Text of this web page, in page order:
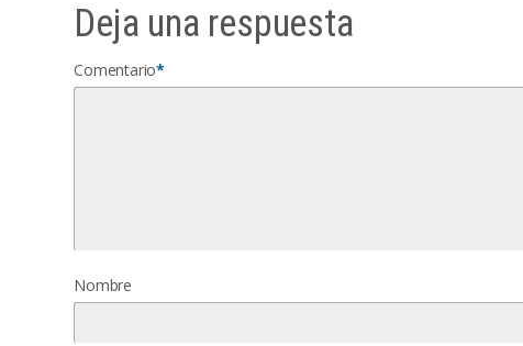
Deja una respuesta
Comentario*
Nombre